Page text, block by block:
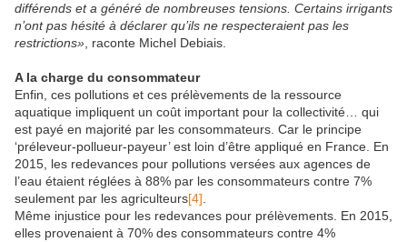
différends et a généré de nombreuses tensions. Certains irrigants
n’ont pas hésité à déclarer qu’ils ne respecteraient pas les
restrictions» , raconte Michel Debiais.
A la charge du consommateur
Enfin, ces pollutions et ces prélèvements de la ressource
aquatique impliquent un coût important pour la collectivité… qui
est payé en majorité par les consommateurs. Car le principe
‘préleveur-pollueur-payeur’ est loin d’être appliqué en France. En
2015, les redevances pour pollutions versées aux agences de
l’eau étaient réglées à 88% par les consommateurs contre 7%
seulement par les agriculteurs[4]
Même injustice pour les redevances pour prélèvements. En 2015,
elles provenaient à 70% des consommateurs contre 4%